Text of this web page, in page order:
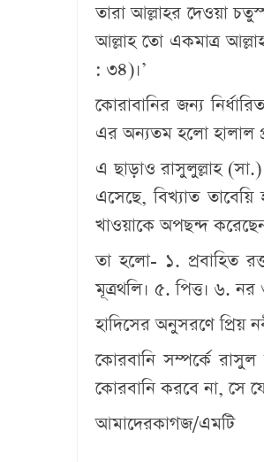
তারা আল্লাহর দেওয়া
আল্লাহ তো একমাত্র
: ৩৪)।’
কোরাবানির জন্য
এর অন্যতম হলো হালাল
এ ছাড়াও রাসুলুল্লাহ
এসেছে, বিখ্যাত
খাওয়াকে অপছন্দ
তা হলো- ১. প্রবাহিত
মূত্রথলি। ৫. পিত্ত। ৬. নর
হাদিসের অনুসরণে প্রিয়
কোরবানি সম্পর্কে রাসুল
কোরবানি করবে না, সে
আমাদেরকাগজ/এমটি